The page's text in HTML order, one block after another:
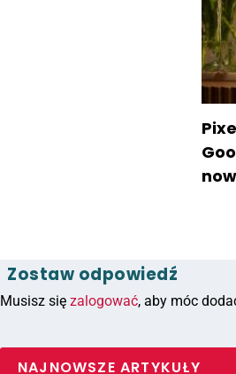
Zostaw odpowiedź
Musisz się zalogować, aby móc
NAJNOWSZE ARTYKUŁY